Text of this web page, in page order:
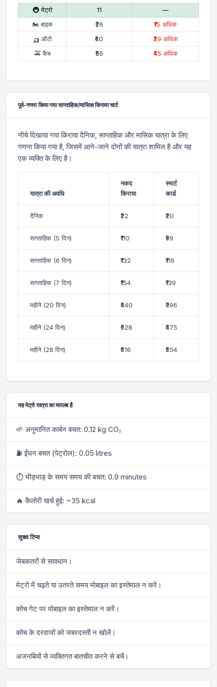
🚇 मेट्रो ₹11
—
🏍 बाइक
₹26
₹15 अधिक
🛺 ऑटो
₹40
₹29 अधिक
🚕 कैब
₹56 ₹45 अधिक
पूर्व-गणना किया गया साप्ताहिक/मासिक किराया चार्ट
नीचे दिखाया गया किराया दैनिक, साप्ताहिक और मासिक यात्रा के लिए
गणना किया गया है, जिसमें आने-जाने दोनों की यात्रा शामिल है और यह
एक व्यक्ति के लिए है।
यात्रा की अवधि
नकद
किराया
स्मार्ट
कार्ड
दैनिक ₹22 ₹20
साप्ताहिक (5 दिन) ₹110 ₹99
साप्ताहिक (6 दिन) ₹132 ₹119
साप्ताहिक (7 दिन) ₹154 ₹139
महीने (20 दिन) ₹440 ₹396
महीने (24 दिन) ₹528 ₹475
महीने (28 दिन) ₹616 ₹554
यह मेट्रो यात्रा का मतलब है
🌱 अनुमानित कार्बन बचत: 0.12 kg CO₂
⛽ ईंधन बचत (पेट्रोल): 0.05 litres
⏱ भीड़भाड़ के समय समय की बचत: 0.9 minutes
🔥 कैलोरी खर्च हुई: ~35 kcal
सुरक्षा टिप्स
जेबकतरों से सावधान।
मेट्रो में चढ़ते या उतरते समय मोबाइल का इस्तेमाल न करें।
कोच गेट पर मोबाइल का इस्तेमाल न करें।
कोच के दरवाजों को जबरदस्ती न खोलें।
अजनबियों से व्यक्तिगत बातचीत करने से बचें।